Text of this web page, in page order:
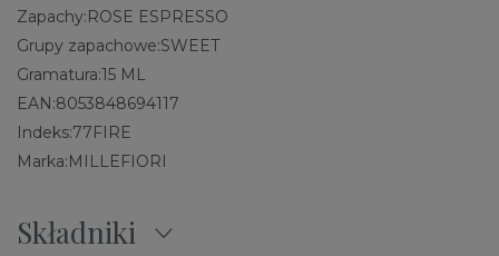
Zapachy:ROSE ESPRESSO
Grupy zapachowe:SWEET
Gramatura:15 ML
EAN:8053848694117
Indeks:77FIRE
Marka:MILLEFIORI
Składniki